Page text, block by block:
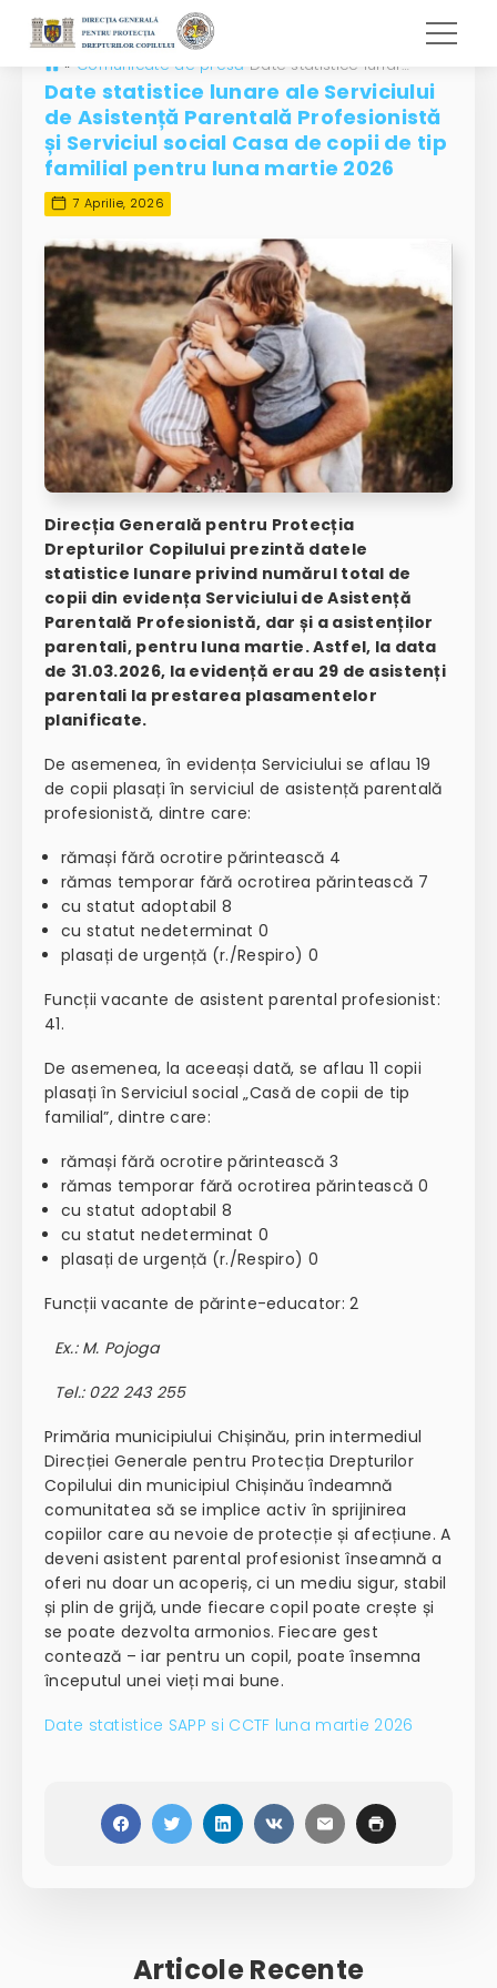
» Comunicate de presă Date statistice lunare ale Serviciului de Asistență Parentală Profesionistă și Serviciul social Casa de copii de tip familial pentru luna martie 2026
Date statistice lunare ale Serviciului
de Asistență Parentală Profesionistă
și Serviciul social Casa de copii de tip
familial pentru luna martie 2026
7 Aprilie, 2026
Direcția Generală pentru Protecția
Drepturilor Copilului prezintă datele
statistice lunare privind numărul total de
copii din evidența Serviciului de Asistență
Parentală Profesionistă, dar și a asistenților
parentali, pentru luna martie. Astfel, la data
de 31.03.2026, la evidență erau 29 de asistenți
parentali la prestarea plasamentelor
planificate.
De asemenea, în evidența Serviciului se aflau 19
de copii plasați în serviciul de asistență parentală
profesionistă, dintre care:
rămași fără ocrotire părintească 4
rămas temporar fără ocrotirea părintească 7
cu statut adoptabil 8
cu statut nedeterminat 0
plasați de urgență (r./Respiro) 0
Funcții vacante de asistent parental profesionist:
41.
De asemenea, la aceeași dată, se aflau 11 copii
plasați în Serviciul social „Casă de copii de tip
familial”, dintre care:
rămași fără ocrotire părintească 3
rămas temporar fără ocrotirea părintească 0
cu statut adoptabil 8
cu statut nedeterminat 0
plasați de urgență (r./Respiro) 0
Funcții vacante de părinte-educator: 2
Ex.: M. Pojoga
Tel.: 022 243 255
Primăria municipiului Chișinău, prin intermediul
Direcției Generale pentru Protecția Drepturilor
Copilului din municipiul Chișinău îndeamnă
comunitatea să se implice activ în sprijinirea
copiilor care au nevoie de protecție și afecțiune. A
deveni asistent parental profesionist înseamnă a
oferi nu doar un acoperiș, ci un mediu sigur, stabil
și plin de grijă, unde fiecare copil poate crește și
se poate dezvolta armonios. Fiecare gest
contează – iar pentru un copil, poate însemna
începutul unei vieți mai bune.
Date statistice SAPP si CCTF luna martie 2026
Articole Recente